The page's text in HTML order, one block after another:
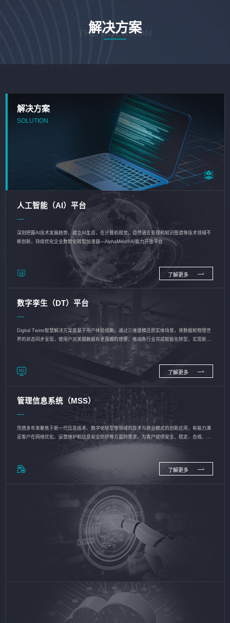
解决方案
THE SOLUTION
解决方案
SOLUTION
人工智能（AI）平台
深刻把握AI技术发展趋势，建立AI生态，在计算机视觉、自然语言处理和知识图谱等技术领域不
断创新，持续优化企业数智化转型加速器—AlphaMind®AI能力开放平台
了解更多
数字孪生（DT）平台
Digital Twins智慧解决方案是基于用户体验视角，通过三维建模还原实体场景，将数据和物理世
界的状态同步呈现，使用户对关键数据有更直观的感受，推动各行业完成智能化转型，实现新旧
了解更多
管理信息系统（MSS）
凭借多年来聚焦于新一代信息技术、数字化转型等领域的技术与商业模式的创新应用，有能力满
足客户在网络优化、运营维护和信息安全防护等方面的需求，为客户提供安全、稳定、合规、持
了解更多